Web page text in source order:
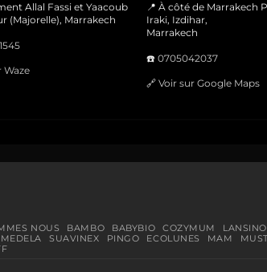
Allal Fassi et Yaacoub
(Majorelle), Marrakech
Waze
📍 À côté de Marrakech
Iraki, Izdihar,
Marrakech
☎️ 0705042037
🔗 Voir sur Google Maps
NOUS BAMBO BABYBIO COZYMUM
MEDELA SUAVINEX PINGO ECOLUNES MAM